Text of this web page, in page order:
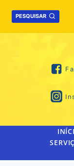
PESQUISAR